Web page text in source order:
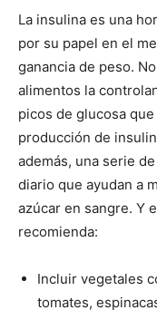
La insulina es una
por su papel en el
ganancia de peso.
alimentos la
picos de glucosa
producción de
además, una serie
diario que ayudan a
azúcar en sangre. Y
recomienda:
Incluir vegetales
tomates,